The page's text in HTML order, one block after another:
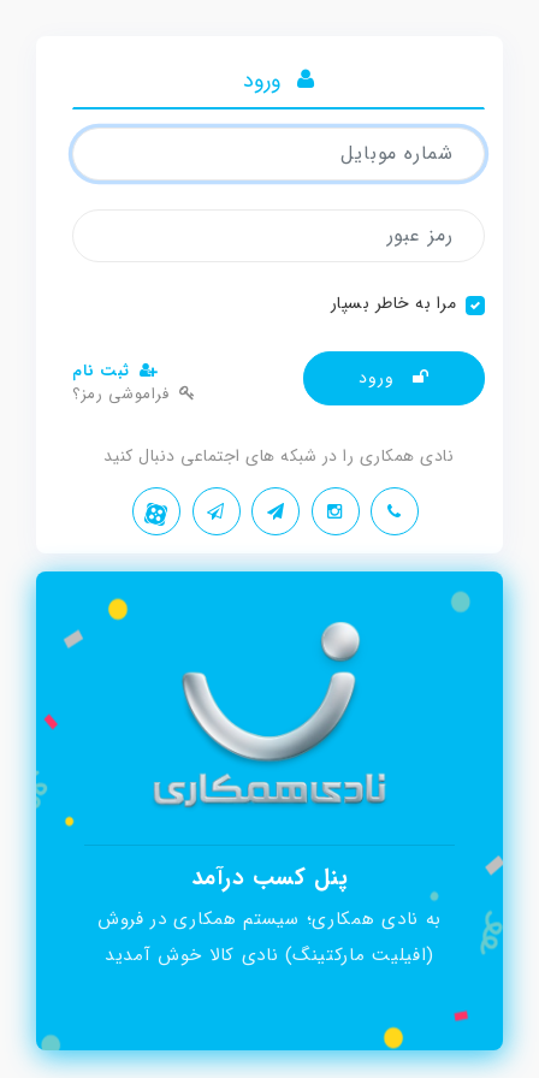
ورود
مرا به خاطر بسپار
ورود
ثبت نام
فراموشی رمز؟
نادی همکاری را در شبکه های اجتماعی دنبال کنید
پنل کسب درآمد
به نادی همکاری؛ سیستم همکاری در فروش
(افیلیت مارکتینگ) نادی کالا خوش آمدید